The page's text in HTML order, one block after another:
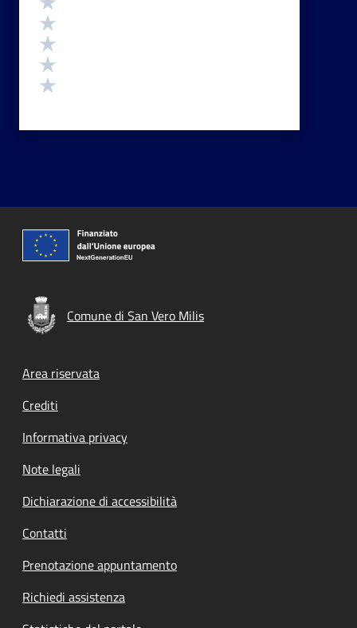
Comune di San Vero Milis
Footer menu
Area riservata
Crediti
Informativa privacy
Note legali
Dichiarazione di accessibilità
Contatti
Prenotazione appuntamento
Richiedi assistenza